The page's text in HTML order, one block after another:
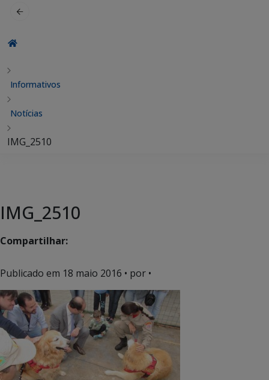
Informativos
Notícias
IMG_2510
IMG_2510
Compartilhar:
Publicado em 18 maio 2016 • por •